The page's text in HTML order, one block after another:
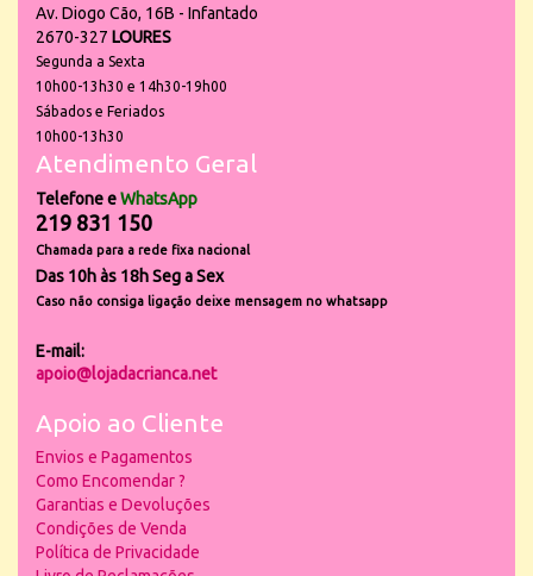
Av. Diogo Cão, 16B - Infantado
2670-327 LOURES
Segunda a Sexta
10h00-13h30 e 14h30-19h00
Sábados e Feriados
10h00-13h30
Atendimento Geral
Telefone eWhatsApp
219 831 150
Chamada para a rede fixa nacional
Das 10h às 18h Seg a Sex
Caso não consiga ligação deixe mensagem no whatsapp
E-mail:
apoio@lojadacrianca.net
Apoio ao Cliente
Envios e Pagamentos
Como Encomendar ?
Garantias e Devoluções
Condições de Venda
Política de Privacidade